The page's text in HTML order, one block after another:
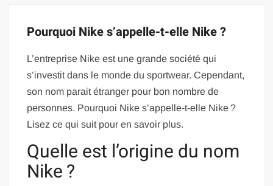
Pourquoi Nike s’appelle-t-elle Nike ?
L’entreprise Nike est une grande société qui
s’investit dans le monde du sportwear. Cependant,
son nom parait étranger pour bon nombre de
personnes. Pourquoi Nike s’appelle-t-elle Nike ?
Lisez ce qui suit pour en savoir plus.
Quelle est l’origine du nom
Nike ?